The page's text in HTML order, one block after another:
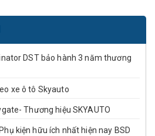
DST bảo hành 3 năm thương
xe ô tô Skyauto
Thương hiệu SKYAUTO
kiện hữu ích nhất hiện nay BSD